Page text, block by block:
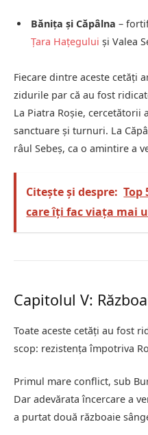
Bănița și Căpâlna –
Țara Hațegului și Valea
Fiecare dintre aceste cetăți
zidurile par că au fost
La Piatra Roșie, cercetătorii
sanctuare și turnuri. La
râul Sebeș, ca o amintire a
Citește și despre: Top
care îți fac viața mai
Capitolul V:
Toate aceste cetăți au fost
scop: rezistența împotriva
Primul mare conflict, sub
Dar adevărata încercare a
a purtat două războaie